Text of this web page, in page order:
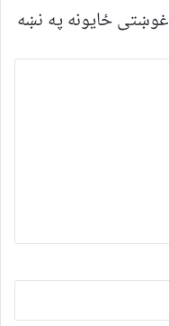
غوښتى ځایونه په نښه